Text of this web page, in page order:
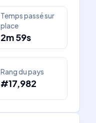
Temps passé sur
place
2m 59s
Rang du pays
#17,982